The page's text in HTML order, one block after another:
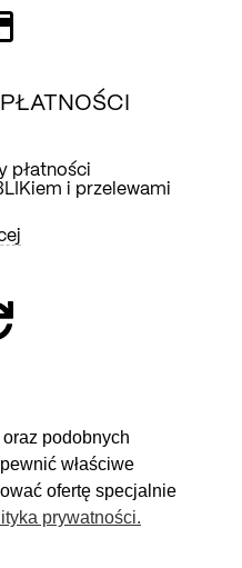
podobnych
właściwe
ofertę specjalnie
prywatności.
płatności
i przelewami
podjęcie
zakupu.